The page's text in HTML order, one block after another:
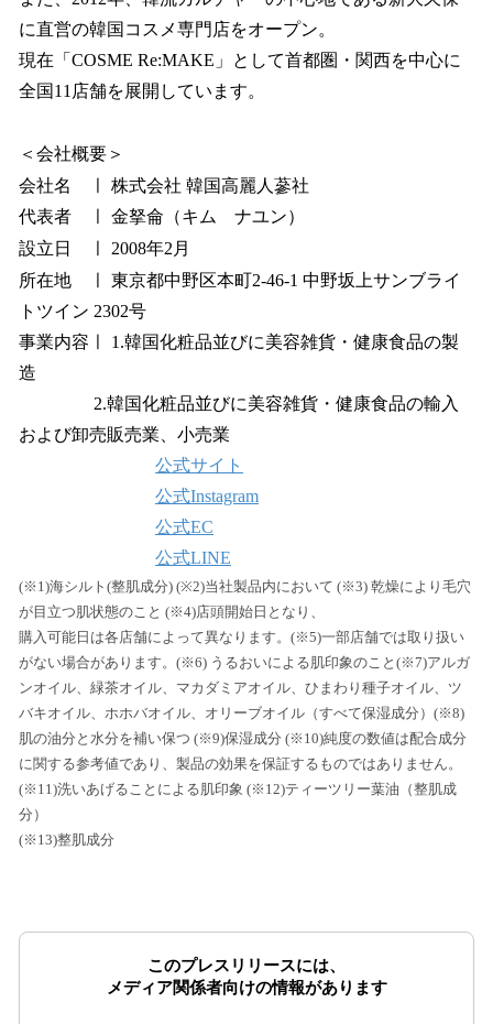
に直営の韓国コスメ専門店をオープン。
現在「COSME Re:MAKE」として首都圏・関西を中心に
全国11店舗を展開しています。
＜会社概要＞
会社名 ㅣ 株式会社 韓国高麗人蔘社
代表者 ㅣ 金拏侖（キム ナユン）
設立日 ㅣ 2008年2月
所在地 ㅣ 東京都中野区本町2-46-1 中野坂上サンブライ
トツイン 2302号
事業内容ㅣ 1.韓国化粧品並びに美容雑貨・健康食品の製
造
2.韓国化粧品並びに美容雑貨・健康食品の輸入
および卸売販売業、小売業
公式サイト
公式Instagram
公式EC
公式LINE
(※1)海シルト(整肌成分) (※2)当社製品内において (※3) 乾燥により毛穴
が目立つ肌状態のこと (※4)店頭開始日となり、
購入可能日は各店舗によって異なります。(※5)一部店舗では取り扱い
がない場合があります。(※6) うるおいによる肌印象のこと(※7)アルガ
ンオイル、緑茶オイル、マカダミアオイル、ひまわり種子オイル、ツ
バキオイル、ホホバオイル、オリーブオイル（すべて保湿成分）(※8)
肌の油分と水分を補い保つ (※9)保湿成分 (※10)純度の数値は配合成分
に関する参考値であり、製品の効果を保証するものではありません。
(※11)洗いあげることによる肌印象 (※12)ティーツリー葉油（整肌成
分）
(※13)整肌成分
このプレスリリースには、
メディア関係者向けの情報があります